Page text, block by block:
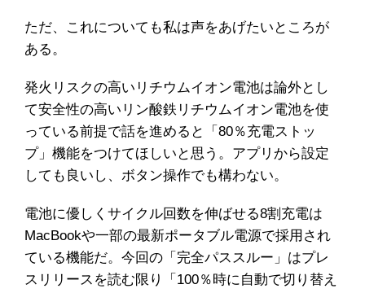
ただ、これについても私は声をあげたいところが
ある。
発火リスクの高いリチウムイオン電池は論外とし
て安全性の高いリン酸鉄リチウムイオン電池を使
っている前提で話を進めると「80％充電ストッ
プ」機能をつけてほしいと思う。アプリから設定
しても良いし、ボタン操作でも構わない。
電池に優しくサイクル回数を伸ばせる8割充電は
MacBookや一部の最新ポータブル電源で採用され
ている機能だ。今回の「完全パススルー」はプレ
スリリースを読む限り「100％時に自動で切り替え